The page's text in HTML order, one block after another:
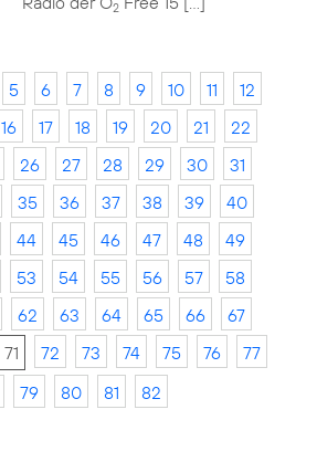
2
5 6 7 8 9 10 11
12
16 17 18 19 20 21
22
26 27 28 29 30
31
35 36 37 38 39
40
44 45 46 47 48
49
53 54 55 56 57
58
62 63 64 65 66
67
71 72 73 74 75 76
77
79 80 81 82